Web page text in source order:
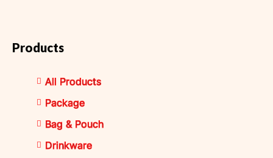
Products
All Products
Package
Bag & Pouch
Drinkware